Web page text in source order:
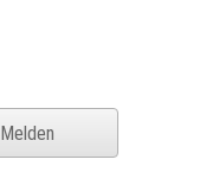
Melden